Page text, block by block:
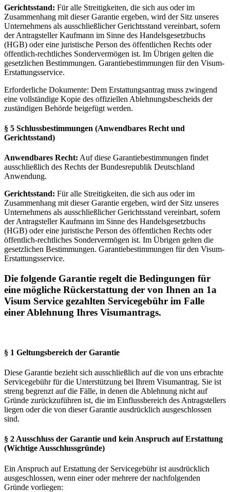
Gerichtsstand: Für alle Streitigkeiten, die sich aus oder im
Zusammenhang mit dieser Garantie ergeben, wird der Sitz unseres
Unternehmens als ausschließlicher Gerichtsstand vereinbart, sofern
der Antragsteller Kaufmann im Sinne des Handelsgesetzbuchs
(HGB) oder eine juristische Person des öffentlichen Rechts oder
öffentlich-rechtliches Sondervermögen ist. Im Übrigen gelten die
gesetzlichen Bestimmungen. Garantiebestimmungen für den Visum-
Erstattungsservice.
Erforderliche Dokumente: Dem Erstattungsantrag muss zwingend
eine vollständige Kopie des offiziellen Ablehnungsbescheids der
zuständigen Behörde beigefügt werden.
§ 5 Schlussbestimmungen (Anwendbares Recht und
Gerichtsstand)
Anwendbares Recht: Auf diese Garantiebestimmungen findet
ausschließlich des Rechts der Bundesrepublik Deutschland
Anwendung.
Gerichtsstand: Für alle Streitigkeiten, die sich aus oder im
Zusammenhang mit dieser Garantie ergeben, wird der Sitz unseres
Unternehmens als ausschließlicher Gerichtsstand vereinbart, sofern
der Antragsteller Kaufmann im Sinne des Handelsgesetzbuchs
(HGB) oder eine juristische Person des öffentlichen Rechts oder
öffentlich-rechtliches Sondervermögen ist. Im Übrigen gelten die
gesetzlichen Bestimmungen. Garantiebestimmungen für den Visum-
Erstattungsservice.
Die folgende Garantie regelt die Bedingungen für
eine mögliche Rückerstattung der von Ihnen an 1a
Visum Service gezahlten Servicegebühr im Falle
einer Ablehnung Ihres Visumantrags.
§ 1 Geltungsbereich der Garantie
Diese Garantie bezieht sich ausschließlich auf die von uns erbrachte
Servicegebühr für die Unterstützung bei Ihrem Visumantrag. Sie ist
streng begrenzt auf die Fälle, in denen die Ablehnung nicht auf
Gründe zurückzuführen ist, die im Einflussbereich des Antragstellers
liegen oder die von dieser Garantie ausdrücklich ausgeschlossen
sind.
§ 2 Ausschluss der Garantie und kein Anspruch auf Erstattung
(Wichtige Ausschlussgründe)
Ein Anspruch auf Erstattung der Servicegebühr ist ausdrücklich
ausgeschlossen, wenn einer oder mehrere der nachfolgenden
Gründe vorliegen: